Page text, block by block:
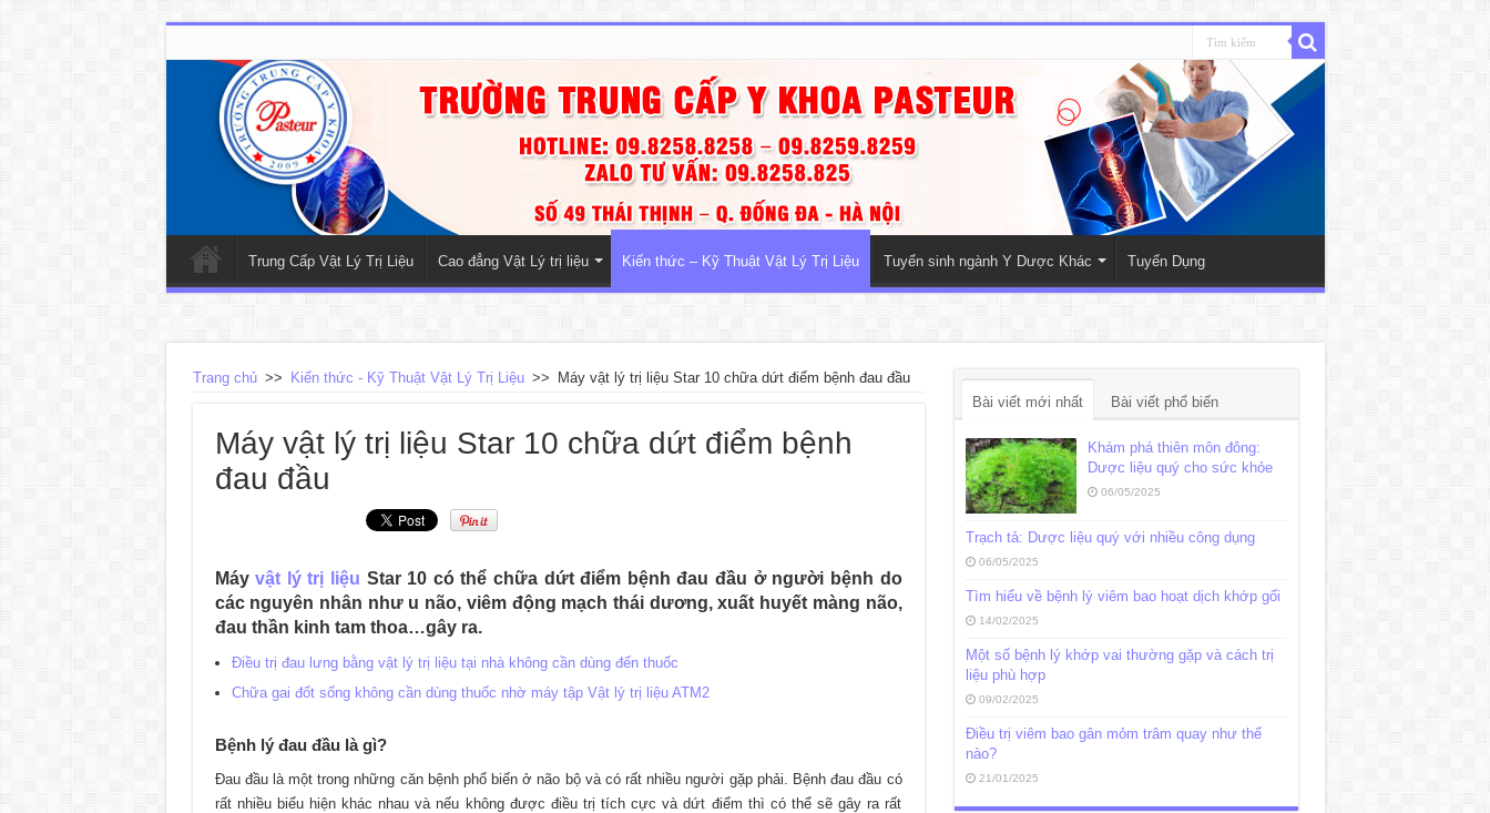
Trung Cấp Vật Lý Trị Liệu Cao đẳng Vật Lý trị liệu Kiến thức – Kỹ Thuật Vật Lý Trị Liệu Tuyển sinh ngành Y Dược Khác Tuyển Dụng
Trang chủ >> Kiến thức - Kỹ Thuật Vật Lý Trị Liệu >> Máy vật lý trị liệu Star 10 chữa dứt điểm bệnh đau đầu
Máy vật lý trị liệu Star 10 chữa dứt điểm bệnh
đau đầu
Máyvật lý trị liệu Star 10 có thể chữa dứt điểm bệnh đau đầu ở người bệnh do
các nguyên nhân như u não, viêm động mạch thái dương, xuất huyết màng não,
đau thần kinh tam thoa…gây ra.
Điều trị đau lưng bằng vật lý trị liệu tại nhà không cần dùng đến thuốc
Chữa gai đốt sống không cần dùng thuốc nhờ máy tập Vật lý trị liệu ATM2
Bệnh lý đau đầu là gì?
Đau đầu là một trong những căn bệnh phổ biến ở não bộ và có rất nhiều người gặp phải. Bệnh đau đầu có
rất nhiều biểu hiện khác nhau và nếu không được điều trị tích cực và dứt điểm thì có thể sẽ gây ra rất
Bài viết mới nhất Bài viết phổ biến
Khám phá thiên môn đông:
Dược liệu quý cho sức khỏe
06/05/2025
Trạch tả: Dược liệu quý với nhiều công dụng
06/05/2025
Tìm hiểu về bệnh lý viêm bao hoạt dịch khớp gối
14/02/2025
Một số bệnh lý khớp vai thường gặp và cách trị
liệu phù hợp
09/02/2025
Điều trị viêm bao gân mỏm trâm quay như thế
nào?
21/01/2025